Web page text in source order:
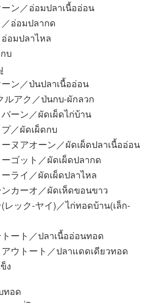
ン／อ่อมปลาเนื้ออ่อน
／อ่อมปลากด
อ่อมปลาไหล
บ
ン／ป่นปลาเนื้ออ่อน
ルアク／ป่นกบ-ผักลวก
ーン／ผัดเผ็ดไก่บ้าน
／ผัดเผ็ดกบ
ヌアオーン／ผัดเผ็ดปลาเนื้ออ่อน
ゴット／ผัดเผ็ดปลากด
ライ／ผัดเผ็ดปลาไหล
カーオ／ผัดเห็ดขอนขาว
レック-ヤイ)／ไก่ทอดบ้าน(เล็ก-
ート／ปลาเนื้ออ่อนทอด
ウトート／ปลาแดดเดียวทอด
ง
ทอด